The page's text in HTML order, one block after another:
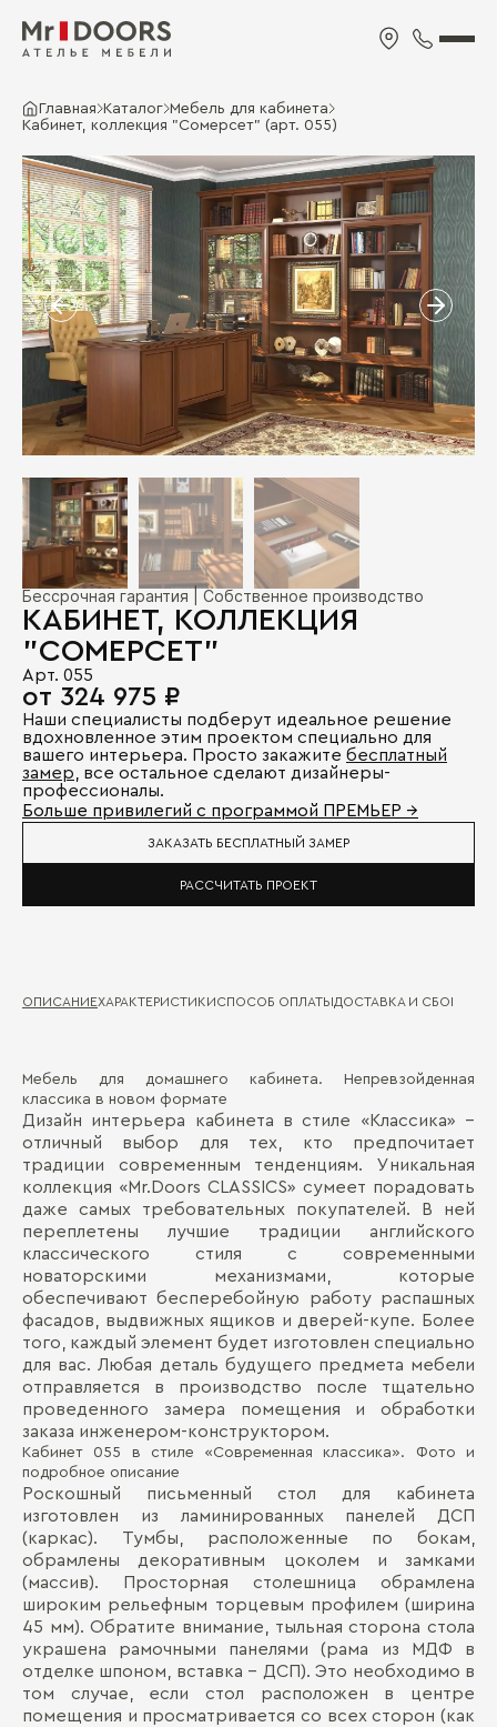
Главная Каталог Мебель для кабинета
Кабинет, коллекция "Сомерсет" (арт. 055)
Бессрочная гарантия | Собственное производство
КАБИНЕТ, КОЛЛЕКЦИЯ
"СОМЕРСЕТ"
Арт. 055
от 324 975 ₽
Наши специалисты подберут идеальное решение
вдохновленное этим проектом специально для
вашего интерьера. Просто закажите бесплатный
замер , все остальное сделают дизайнеры-
профессионалы.
Больше привилегий с программой ПРЕМЬЕР →
ЗАКАЗАТЬ БЕСПЛАТНЫЙ ЗАМЕР
РАССЧИТАТЬ ПРОЕКТ
ОПИСАНИЕХАРАКТЕРИСТИКИСПОСОБ ОПЛАТЫДОСТАВКА И СБОРКА
Мебель для домашнего кабинета. Непревзойденная
классика в новом формате
Дизайн интерьера кабинета в стиле «Классика» –
отличный выбор для тех, кто предпочитает
традиции современным тенденциям. Уникальная
коллекция «Mr.Doors CLASSICS» сумеет порадовать
даже самых требовательных покупателей. В ней
переплетены лучшие традиции английского
классического стиля с современными
новаторскими механизмами, которые
обеспечивают бесперебойную работу распашных
фасадов, выдвижных ящиков и дверей-купе. Более
того, каждый элемент будет изготовлен специально
для вас. Любая деталь будущего предмета мебели
отправляется в производство после тщательно
проведенного замера помещения и обработки
заказа инженером-конструктором.
Кабинет 055 в стиле «Современная классика». Фото и
подробное описание
Роскошный письменный стол для кабинета
изготовлен из ламинированных панелей ДСП
(каркас). Тумбы, расположенные по бокам,
обрамлены декоративным цоколем и замками
(массив). Просторная столешница обрамлена
широким рельефным торцевым профилем (ширина
45 мм). Обратите внимание, тыльная сторона стола
украшена рамочными панелями (рама из МДФ в
отделке шпоном, вставка – ДСП). Это необходимо в
том случае, если стол расположен в центре
помещения и просматривается со всех сторон (как